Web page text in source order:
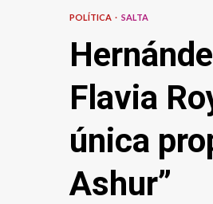
POLÍTICA SALTA
Flavia
única
Ashur”